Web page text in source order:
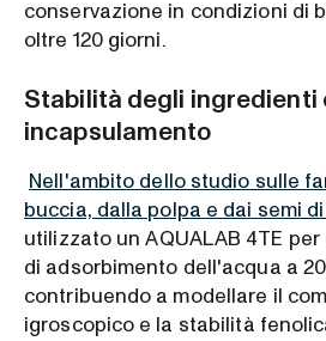
conservazione in condizioni di
oltre 120 giorni.
Stabilità degli ingredienti
incapsulamento
Nell'ambito dello studio sulle
buccia, dalla polpa e dai semi
utilizzato un AQUALAB 4TE
di adsorbimento dell'acqua a
contribuendo a modellare il
igroscopico e la stabilità